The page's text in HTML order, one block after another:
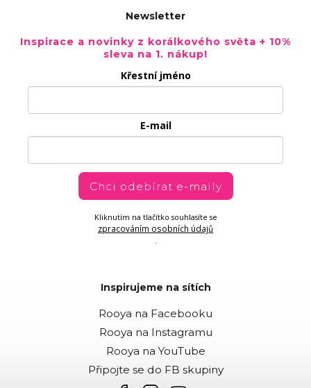
Newsletter
Inspirace a novinky z korálkového světa + 10%
sleva na 1. nákup!
Křestní jméno
E-mail
Chci odebírat e-maily
Kliknutím na tlačítko souhlasíte se
zpracováním osobních údajů
.
Inspirujeme na sítích
Rooya na Facebooku
Rooya na Instagramu
Rooya na YouTube
Připojte se do FB skupiny